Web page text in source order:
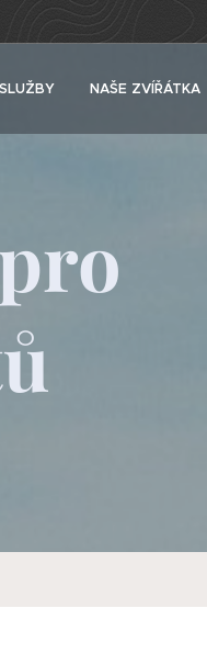
NAŠE ZVÍŘÁTKA